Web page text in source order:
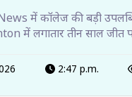
में कॉलेज की बड़ी
में लगातार तीन साल जीत पर
2:47 p.m.